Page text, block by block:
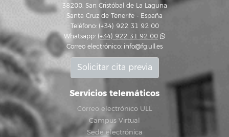
38200, San Cristóbal de La Laguna
Santa Cruz de Tenerife - España
Teléfono: (+34) 922 31 92 00
Whatsapp: (+34) 922 31 92 00
Correo electrónico: info@fg.ull.es
Solicitar cita previa
Servicios telemáticos
Correo electrónico ULL
Campus Virtual
Sede electrónica